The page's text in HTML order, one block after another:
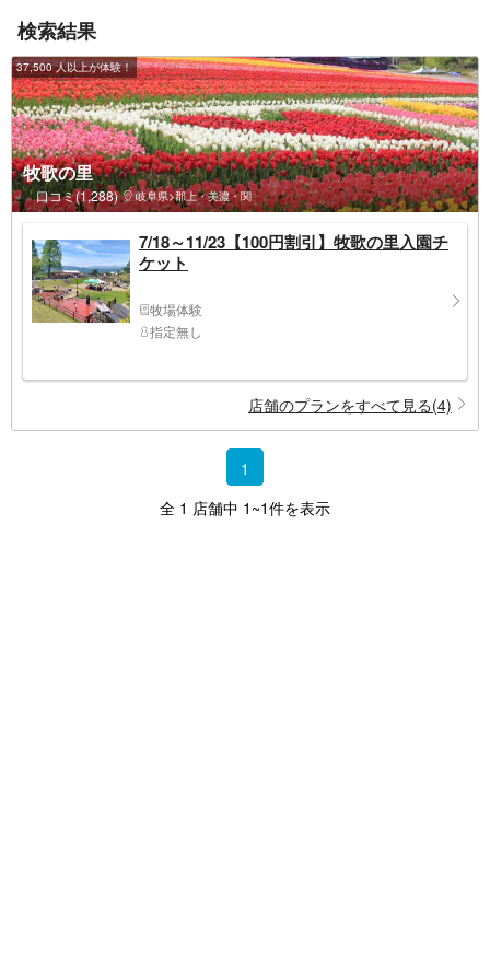
検索結果
37,500 人以上が体験！
牧歌の里
口コミ(1,288) 岐阜県>郡上・美濃・関
7/18～11/23【100円割引】牧歌の里入園チ
ケット
牧場体験
指定無し
店舗のプランをすべて見る(4)
1
全 1 店舗中 1~1件を表示